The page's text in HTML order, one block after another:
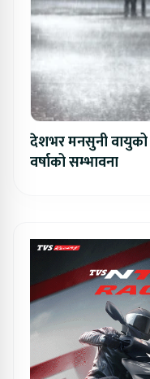
देशभर मनसुनी वायुको
वर्षाको सम्भावना